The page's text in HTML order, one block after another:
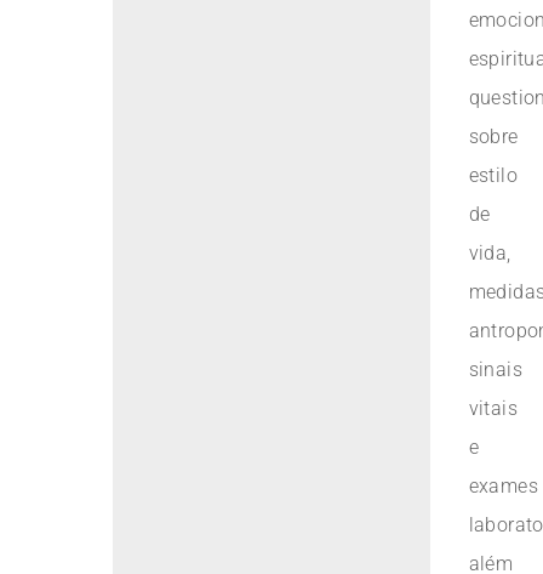
sobre
estilo
de
vida,
sinais
vitais
e
exames
além